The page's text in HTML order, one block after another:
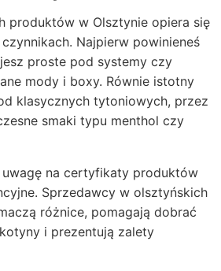
produktów w Olsztynie opiera się
Najpierw powinieneś
proste pod systemy czy
mody i boxy. Równie istotny
klasycznych tytoniowych, przez
smaki typu menthol czy
na certyfikaty produktów
Sprzedawcy w olsztyńskich
różnice, pomagają dobrać
i prezentują zalety